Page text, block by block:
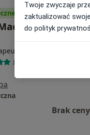
płatności
Oleksiewicz
84 opinie
Brak ceny
Twoje zwyczaje
zaktualizować
do polityk